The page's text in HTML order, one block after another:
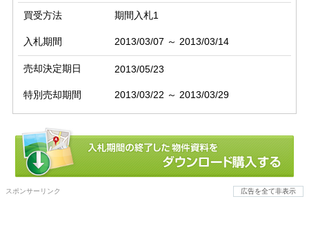
買受方法 期間入札1
入札期間 2013/03/07 ～ 2013/03/14
売却決定期日 2013/05/23
特別売却期間 2013/03/22 ～ 2013/03/29
スポンサーリンク 広告を全て非表示